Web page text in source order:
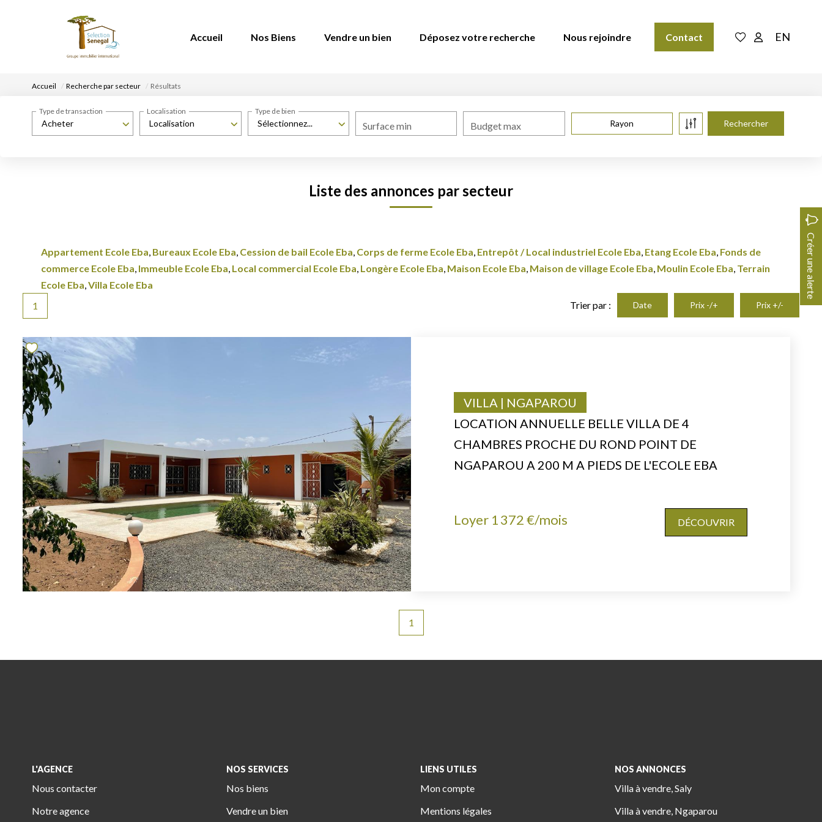
Accueil Nos Biens Vendre un bien Déposez votre recherche Nous rejoindre Contact EN
Accueil Recherche par secteur Résultats
Acheter
Type de transaction
Localisation
Localisation
Sélectionnez...
Type de bien
Surface min Budget max Rayon
Liste des annonces par secteur
Appartement Ecole Eba Bureaux Ecole Eba Cession de bail Ecole Eba Corps de ferme Ecole Eba Entrepôt / Local industriel Ecole Eba Etang Ecole Eba Fonds de
commerce Ecole Eba Immeuble Ecole Eba Local commercial Ecole Eba Longère Ecole Eba Maison Ecole Eba Maison de village Ecole Eba Moulin Ecole Eba Terrain
Ecole Eba Villa Ecole Eba Créer une alerte
1 Trier par : Date Prix -/+ Prix +/-
LOCATION ANNUELLE BELLE VILLA DE 4
CHAMBRES PROCHE DU ROND POINT DE
NGAPAROU A 200 M A PIEDS DE L'ECOLE EBA
VILLA | NGAPAROU
Loyer 1 372 €/mois DÉCOUVRIR
1
L'AGENCE
Nous contacter
Notre agence
NOS SERVICES
Nos biens
Vendre un bien
LIENS UTILES
Mon compte
Mentions légales
NOS ANNONCES
Villa à vendre, Saly
Villa à vendre, Ngaparou